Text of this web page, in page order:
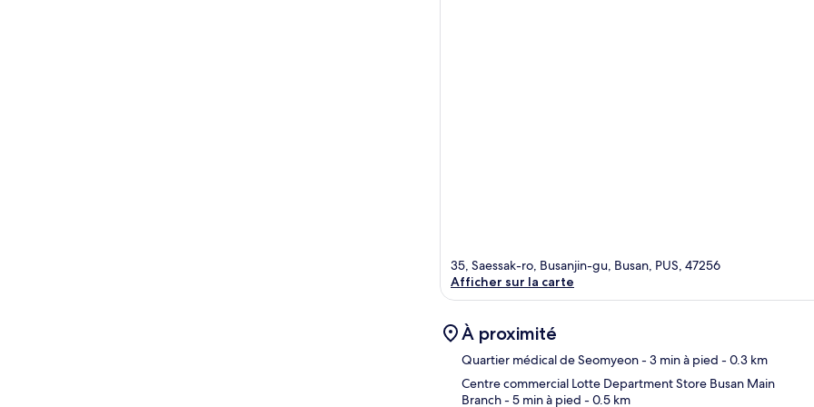
35, Saessak-ro, Busanjin-gu, Busan, PUS, 47256
Afficher sur la carte
À proximité
Quartier médical de Seomyeon- 3 min à pied - 0.3 km
Centre commercial Lotte Department Store Busan Main
Branch- 5 min à pied - 0.5 km